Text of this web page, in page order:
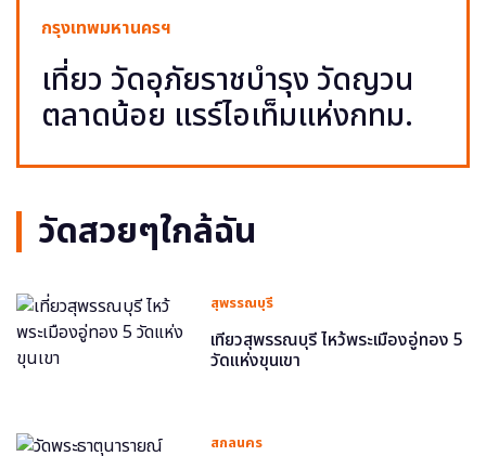
กรุงเทพมหานครฯ
เที่ยว วัดอุภัยราชบำรุง วัดญวน
ตลาดน้อย แรร์ไอเท็มแห่งกทม.
วัดสวยๆใกล้ฉัน
สุพรรณบุรี
เที่ยวสุพรรณบุรี ไหว้พระเมืองอู่ทอง 5
วัดแห่งขุนเขา
สกลนคร